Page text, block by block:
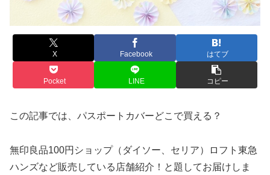
X Facebook はてブ
Pocket LINE コピー
この記事では、パスポートカバーどこで買える？
無印良品100円ショップ（ダイソー、セリア）ロフト東急
ハンズなど販売している店舗紹介！と題してお届けしま